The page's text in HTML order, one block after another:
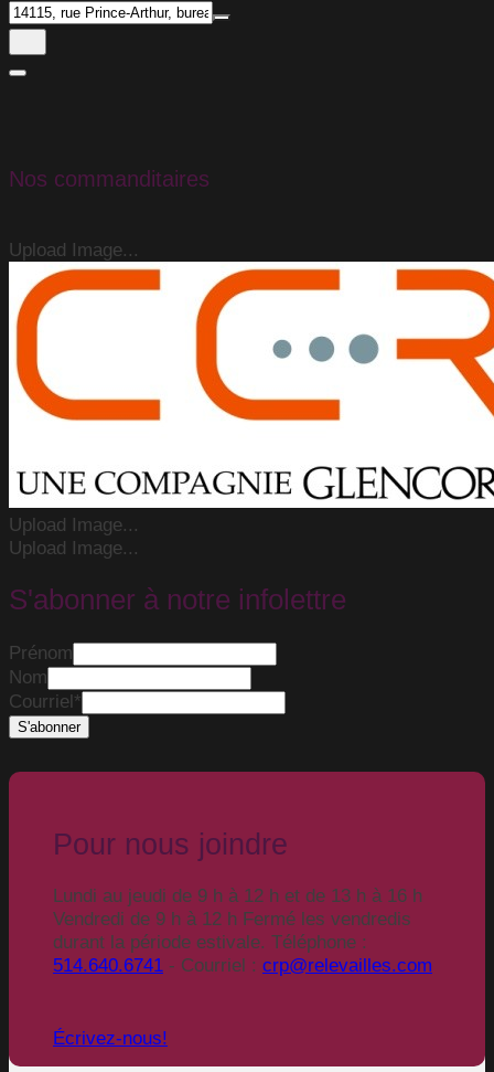
Nos commanditaires
Upload Image...
Upload Image...
Upload Image...
S'abonner à notre infolettre
Prénom
Nom
Courriel*
Pour nous joindre
Lundi au jeudi de 9 h à 12 h et de 13 h à 16 h
Vendredi de 9 h à 12 h Fermé les vendredis
durant la période estivale. Téléphone :
514.640.6741 - Courriel : crp@relevailles.com
Écrivez-nous!